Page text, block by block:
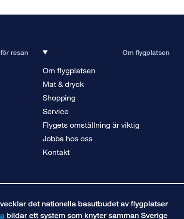
resan Om flygplatsen
Om flygplatsen
Mat & dryck
Shopping
Service
Flygets omställning är viktig
Jobba hos oss
Kontakt
det nationella basutbudet av flygplatser
bildar ett system som knyter samman Sverige